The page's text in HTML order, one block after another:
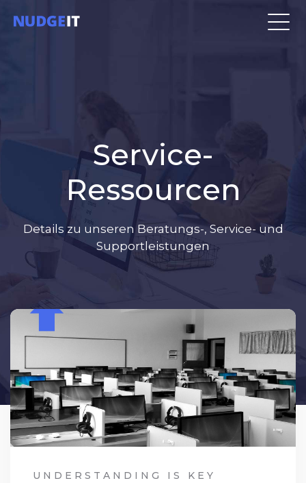
Service-
Ressourcen
Details zu unseren Beratungs-, Service- und
Supportleistungen
UNDERSTANDING IS KEY